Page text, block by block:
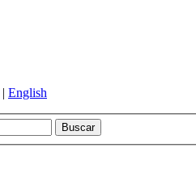
| English